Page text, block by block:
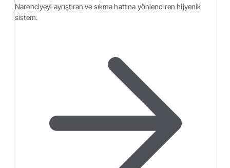
Narenciyeyi ayrıştıran ve sıkma hattına yönlendiren hijyenik
sistem.